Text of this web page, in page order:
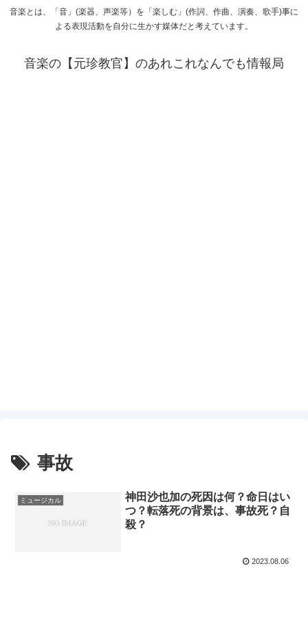
音楽とは、「音」(楽器、声楽等）を「楽しむ」(作詞、作曲、演奏、歌手)事に
よる表現活動を自分に生かす媒体だと考えています。
音楽の【元珍教官】のあれこれなんでも情報局
事故
ミュージカル
神田沙也加の死因は何？命日はい
つ？転落死の背景は、事故死？自
殺？
2023.08.06